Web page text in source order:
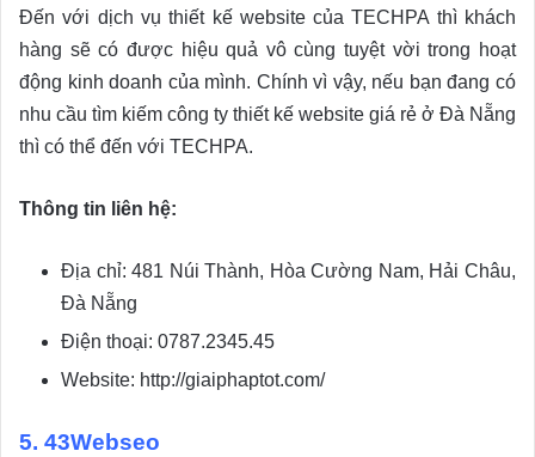
Đến với dịch vụ thiết kế website của TECHPA thì khách
hàng sẽ có được hiệu quả vô cùng tuyệt vời trong hoạt
động kinh doanh của mình. Chính vì vậy, nếu bạn đang có
nhu cầu tìm kiếm công ty thiết kế website giá rẻ ở Đà Nẵng
thì có thể đến với TECHPA.
Thông tin liên hệ:
Địa chỉ: 481 Núi Thành, Hòa Cường Nam, Hải Châu,
Đà Nẵng
Điện thoại: 0787.2345.45
Website: http://giaiphaptot.com/
5. 43Webseo